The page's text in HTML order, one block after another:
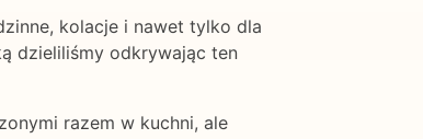
kolacje i nawet tylko dla
dzieliliśmy odkrywając ten
razem w kuchni, ale